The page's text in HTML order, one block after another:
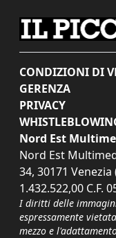
CONDIZIONI DI
GERENZA
PRIVACY
Nord Est
Nord Est
34, 30171 Venezia
1.432.522,00 C.F.
I diritti delle
espressamente
mezzo e